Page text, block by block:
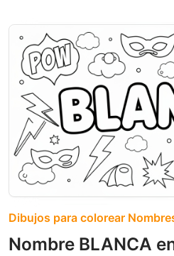
Dibujos para colorear
Nombre BLANCA